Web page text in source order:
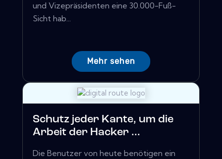
und Vizepräsidenten eine 30.000-Fuß-
Sicht hab...
Mehr sehen
Schutz jeder Kante, um die
Arbeit der Hacker ...
Die Benutzer von heute benötigen ein